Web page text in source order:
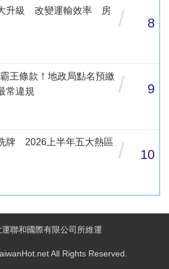
升級 改變運輸效率 房
/ 8
王條款！地政局點名預繳
常違規
/ 9
牌 2026上半年五大熱區 / 10
聯和國際有限公司所維運
All Rights Reserved.